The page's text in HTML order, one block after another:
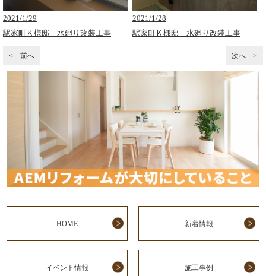
2021/1/29
駅家町Ｋ様邸 水廻り改装工事
2021/1/28
駅家町Ｋ様邸 水廻り改装工事
< 前へ 次へ >
HOME 新着情報
イベント情報 施工事例